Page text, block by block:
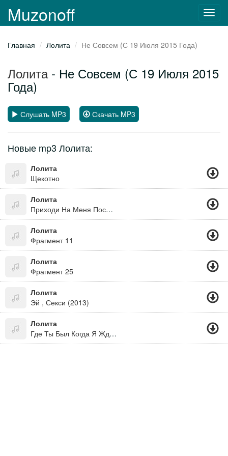
Muzonoff
Главная Лолита Не Совсем (С 19 Июля 2015 Года)
Лолита- Не Совсем (С 19 Июля 2015
Года)
Слушать MP3 Скачать MP3
Новые mp3 Лолита:
Лолита
Щекотно
Лолита
Приходи На Меня Посмотреть
Лолита
Фрагмент 11
Лолита
Фрагмент 25
Лолита
Эй , Секси (2013)
Лолита
Где Ты Был Когда Я Ждала Где Ты Был Когда Я Не Спала Где Ты Был Когда Слезы Мои Лились До Утра Как Вода Из Ведра.. Слушай Отвали!!